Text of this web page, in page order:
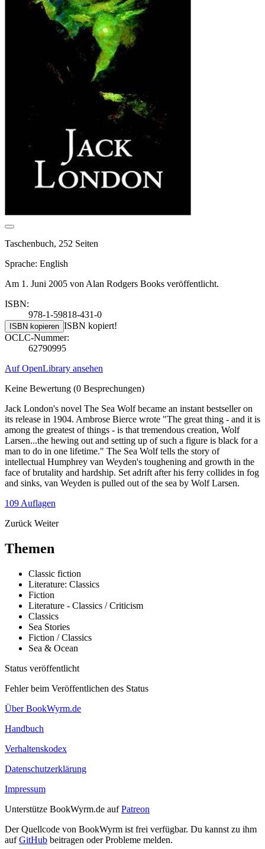
Taschenbuch, 252 Seiten
Sprache: English
Am 1. Juni 2005 von Alan Rodgers Books veröffentlicht.
ISBN:
978-1-59818-431-0
ISBN kopieren ISBN kopiert!
OCLC-Nummer:
62790995
Auf OpenLibrary ansehen
Keine Bewertung (0 Besprechungen)
Jack London's novel The Sea Wolf became an instant bestseller on
its release in 1904. Ambrose Bierce wrote "The great thing - and it is
among the greatest of things - is that tremendous creation, Wolf
Larsen...the hewing out and setting up of such a figure is black for a
man to do in one lifetime." The Sea Wolf tells the story of
intellectual Humphrey van Weyden's toughening and growth in the
face of brutality and hardship. Set adrift after his ferry collides in fog
and sinks, van Weyden is pulled out of the sea by Wolf Larsen.
109 Auflagen
Zurück Weiter
Themen
Classic fiction
Literature: Classics
Fiction
Literature - Classics / Criticism
Classics
Sea Stories
Fiction / Classics
Sea & Ocean
Status veröffentlicht
Fehler beim Veröffentlichen des Status
Über BookWyrm.de
Handbuch
Verhaltenskodex
Datenschutzerklärung
Impressum
Unterstütze BookWyrm.de aufPatreon
Der Quellcode von BookWyrm ist frei verfügbar. Du kannst zu ihm
aufGitHub beitragen oder Probleme melden.